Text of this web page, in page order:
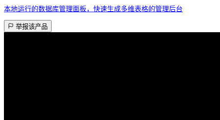
本地运行的数据库管理面板，快速生成多维表格的管理后台
举报该产品